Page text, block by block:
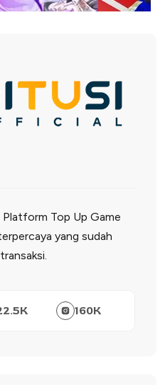
Platform Top Up Game
yang sudah
K 160K